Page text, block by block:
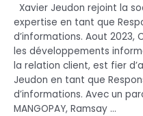
Xavier Jeudon rejoint la
expertise en tant que
d’informations. Aout 2023,
les développements
la relation client, est fier
Jeudon en tant que
d’informations. Avec un
MANGOPAY, Ramsay …